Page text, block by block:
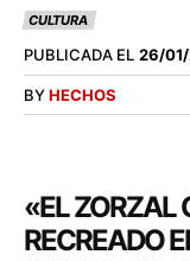
CULTURA
PUBLICADA EL 26/
BYHECHOS
«EL ZORZAL
RECREADO